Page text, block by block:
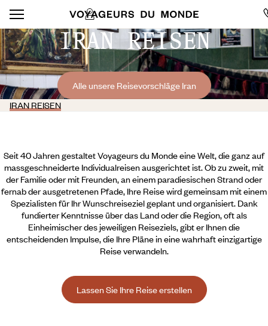
IRAN REISEN
Alle unsere Reisevorschläge Iran
IRAN REISEN
Seit 40 Jahren gestaltet Voyageurs du Monde eine Welt, die ganz auf
massgeschneiderte Individualreisen ausgerichtet ist. Ob zu zweit, mit
der Familie oder mit Freunden, an einem paradiesischen Strand oder
fernab der ausgetretenen Pfade, Ihre Reise wird gemeinsam mit einem
Spezialisten für Ihr Wunschreiseziel geplant und organisiert. Dank
fundierter Kenntnisse über das Land oder die Region, oft als
Einheimischer des jeweiligen Reiseziels, gibt er Ihnen die
entscheidenden Impulse, die Ihre Pläne in eine wahrhaft einzigartige
Reise verwandeln.
Lassen Sie Ihre Reise erstellen